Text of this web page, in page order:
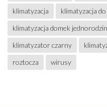
klimatyzacja
klimatyzacja
klimatyzacja domek
klimatyzator czarny
roztocza
wirusy